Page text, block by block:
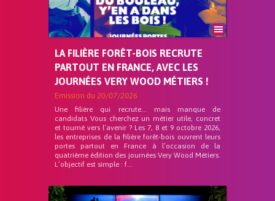
LA FILIÈRE FORÊT-BOIS RECRUTE
PARTOUT EN FRANCE, AVEC LES
JOURNÉES VERY WOOD MÉTIERS !
Emission du 20/07/2026
Une filière qui recrute… mais manque de
candidats Vous cherchez un métier utile, concret
et tourné vers l’avenir ? Les 7, 8 et 9 octobre 2026,
les entreprises de la filière forêt-bois ouvrent leurs
portes partout en France à l’occasion de la
quatrième édition des journées Very Wood Métiers.
L’objectif est simple : f...